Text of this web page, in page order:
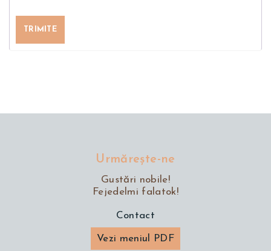
Urmăreşte-ne
Gustări nobile!
Fejedelmi falatok!
Contact
Vezi meniul PDF